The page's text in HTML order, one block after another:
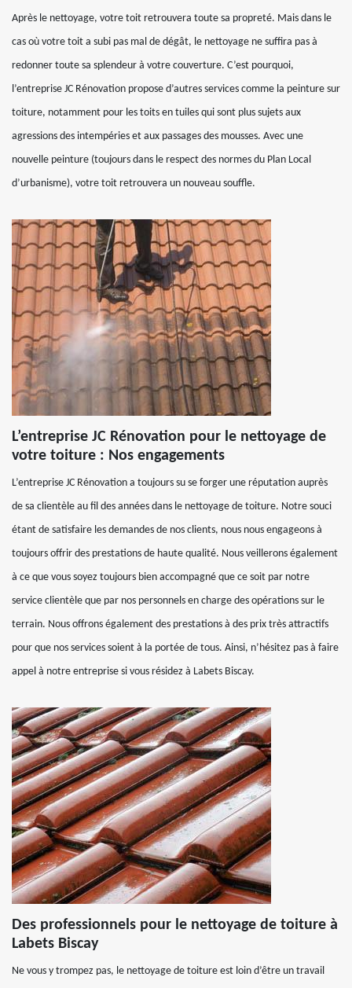
Après le nettoyage, votre toit retrouvera toute sa propreté. Mais dans le
cas où votre toit a subi pas mal de dégât, le nettoyage ne suffira pas à
redonner toute sa splendeur à votre couverture. C’est pourquoi,
l’entreprise JC Rénovation propose d’autres services comme la peinture sur
toiture, notamment pour les toits en tuiles qui sont plus sujets aux
agressions des intempéries et aux passages des mousses. Avec une
nouvelle peinture (toujours dans le respect des normes du Plan Local
d’urbanisme), votre toit retrouvera un nouveau souffle.
L’entreprise JC Rénovation pour le nettoyage de
votre toiture : Nos engagements
L’entreprise JC Rénovation a toujours su se forger une réputation auprès
de sa clientèle au fil des années dans le nettoyage de toiture. Notre souci
étant de satisfaire les demandes de nos clients, nous nous engageons à
toujours offrir des prestations de haute qualité. Nous veillerons également
à ce que vous soyez toujours bien accompagné que ce soit par notre
service clientèle que par nos personnels en charge des opérations sur le
terrain. Nous offrons également des prestations à des prix très attractifs
pour que nos services soient à la portée de tous. Ainsi, n’hésitez pas à faire
appel à notre entreprise si vous résidez à Labets Biscay.
Des professionnels pour le nettoyage de toiture à
Labets Biscay
Ne vous y trompez pas, le nettoyage de toiture est loin d’être un travail